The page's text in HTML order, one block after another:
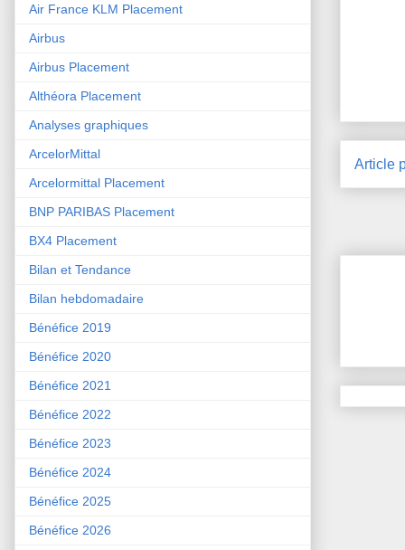
Article
Air France KLM Placement
Airbus
Airbus Placement
Althéora Placement
Analyses graphiques
ArcelorMittal
Arcelormittal Placement
BNP PARIBAS Placement
BX4 Placement
Bilan et Tendance
Bilan hebdomadaire
Bénéfice 2019
Bénéfice 2020
Bénéfice 2021
Bénéfice 2022
Bénéfice 2023
Bénéfice 2024
Bénéfice 2025
Bénéfice 2026